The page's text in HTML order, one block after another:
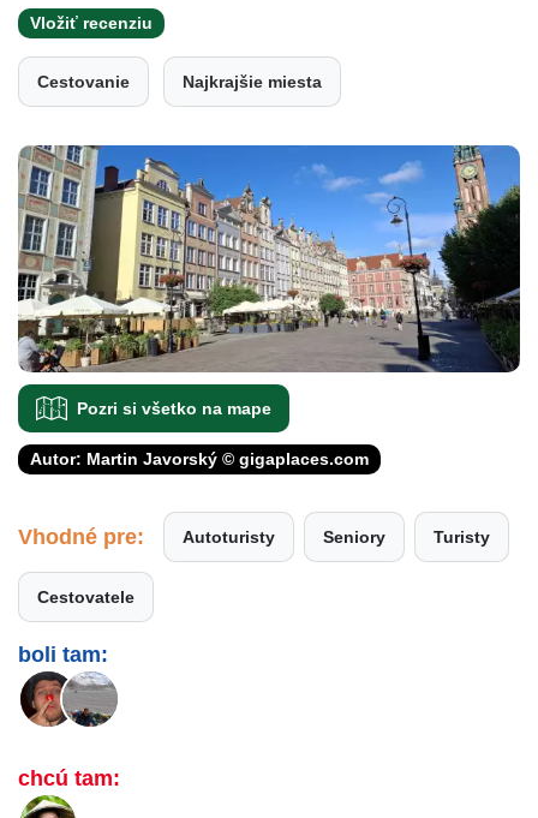
Vložiť recenziu
Cestovanie Najkrajšie miesta
Pozri si všetko na mape
Autor: Martin Javorský © gigaplaces.com
Vhodné pre: Autoturisty Seniory Turisty
Cestovatele
boli tam:
chcú tam: